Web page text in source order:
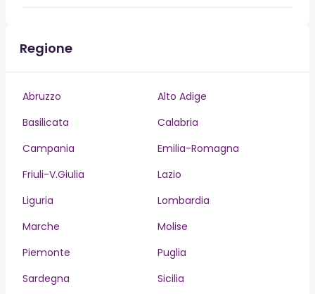
Regione
Abruzzo
Alto Adige
Basilicata
Calabria
Campania
Emilia-Romagna
Friuli-V.Giulia
Lazio
Liguria
Lombardia
Marche
Molise
Piemonte
Puglia
Sardegna
Sicilia